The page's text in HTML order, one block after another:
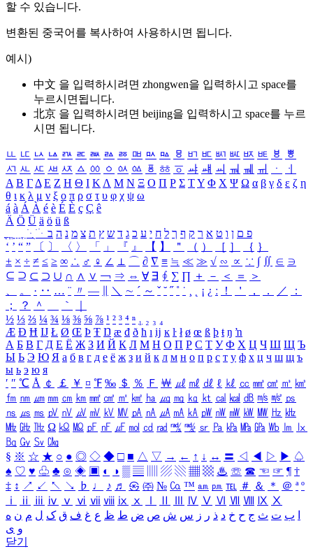
할 수 있습니다.
변환된 중국어를 복사하여 사용하시면 됩니다.
예시)
中文 을 입력하시려면 zhongwen을 입력하시고 space를
누르시면됩니다.
北京 을 입력하시려면 beijing을 입력하시고 space를 누르
시면 됩니다.
ㅥ ㅦ ㅧ ㅨ ㅩ ㅪ ㅫ ㅬ ㅭ ㅮ ㅯ ㅰ ㅱ ㅲ ㅳ ㅴ ㅵ ㅶ ㅷ ㅸ
ㅹ
ㅺ ㅻ ㅼ ㅽ ㅾ ㅿ ㆀ ㆁ ㆂ ㆃ ㆄ ㆅ ㆆ ㆇ ㆈ ㆉ ㆊ ㆋ ㆌ ㆍ
ㆎ
Α Β ΓΔ Ε Ζ Η Θ Ι ΚΛ Μ Ν Ξ Ο Π Ρ Σ ΤΥ Φ Χ Ψ Ω α β γ δ ε ζ η
θ ι κ λ μ ν ξ ο π ρ σ τ υ φ χ ψ ω
á à Á À é è É È ç Ç ê
Ä Ö Ü ä ö ü ß
ִֶֹ ֻּ ׁׂ פ ם ן ו ט א ר ק ף ך ל ח י ע כ ג ד ש ץ ת צ מ נ ה ב
‘ ’ “ ” 〔 〕 〈 〉 「 」 『 』 【 】 ＂ （ ） ［ ］ ｛ ｝
± × ÷ ≠ ≤ ≥ ∞ ∴ ♂ ♀ ∠ ⊥ ⌒ ∂ ∇ ≡ ≒ ≪ ≫ √ ∽ ∝ ∵ ∫ ∬ ∈ ∋
⊆ ⊇ ⊂ ⊃ ∪ ∩ ∧ ∨ ￢ ⇒ ⇔ ∀ ∃ ∮ ∑ ∏ ＋ － ＜ ＝
＞
、
。 · ‥ … ¨ 〃 ― ＼ ∼ ´ ～ ˇ ˘ ˝ ˚ ˙ ¸ ¡ ¿ ː ！ ＇ ， ． ／
：
；
？ ＾ ｀
½ ⅓ ⅔ ¼ ¾ ⅛ ⅜ ⅝ ⅞ ¹ ² ³ ⁴ ⁿ ₁ ₂ ₃ ₄
Æ Ð Ħ Ĳ Ł Ø Œ Þ Ŧ Ŋ æ đ ð ħ ı ĳ ĸ ŀ ł ø œ ß þ ŧ ŋ ŉ
А Б В Г Д Е Ё Ж З И Й К Л М Н О П Р С Т У Ф Х Ц Ч Ш Щ Ъ
Ы Ь Э Ю Я а б в г д е ё ж з и й к л м н о п р с т у ф х ц ч ш щ ъ
ы ь э ю я
′ ″ ℃ Å ￠ ￡ ￥ ¤ ℉ ‰ ＄ ％ Ｆ ￦ ㎕ ㎖ ㎗ ℓ ㎘ ㏄ ㎣ ㎤ ㎥ ㎦
㎙ ㎚ ㎛ ㎜ ㎝ ㎞ ㎟ ㎠ ㎡ ㎢ ㏊ ㎍ ㎎ ㎏ ㏏ ㎈ ㎉ ㏈ ㎧ ㎨ ㎰
㎱ ㎲ ㎳ ㎴ ㎵ ㎶ ㎷ ㎸ ㎹ ㎀ ㎁ ㎂ ㎃ ㎄ ㎺ ㎻ ㎽ ㎾ ㎿ ㎐ ㎑
㎒ ㎓ ㎔ Ω ㏀ ㏁ ㎊ ㎋ ㎌ ㏖ ㏅ ㎭ ㎮ ㎯ ㏛ ㎩ ㎪ ㎫ ㎬ ㏝ ㏐
㏓
㏃ ㏉ ㏜ ㏆
§ ※ ☆ ★ ○ ● ◎ ◇ ◆ □ ■ △ ▽ → ← ↑ ↓ ↔ 〓 ◁ ◀ ▷ ▶ ♤
♠ ♡ ♥ ♧ ♣ ⊙ ◈ ▣ ◐ ◑ ▒ ▤ ▨ ▧ ▦ ▩ ♨ ☏ ☎ ☜ ☞ ¶ †
‡ ↕ ↗ ↙ ↖ ↘ ♭ ♩ ♪ ♬ ㉿ ㈜ № ㏇ ™ ㏂ ㏘ ℡ ＃ ＆ ＊ ＠ ª º
ⅰ
ⅱ ⅲ ⅳ ⅴ ⅵ ⅶ ⅷ ⅸ ⅹ Ⅳ Ⅴ Ⅵ Ⅶ Ⅷ Ⅸ Ⅹ
ب ت ث ج ح خ د ذ ر ز س ش ص ض ط ظ ع غ ف ق ک ل م ن ه
و ی
닫기